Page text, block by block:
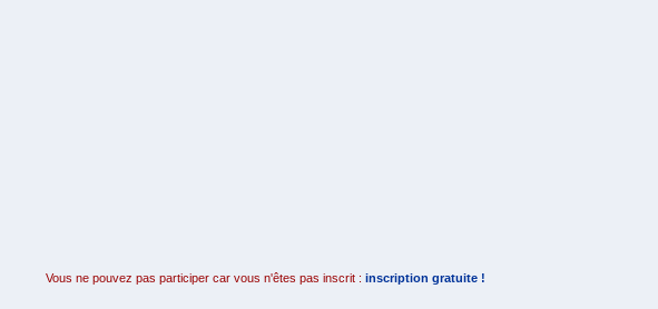
Vous ne pouvez pas participer car vous n'êtes pas inscrit : inscription gratuite !